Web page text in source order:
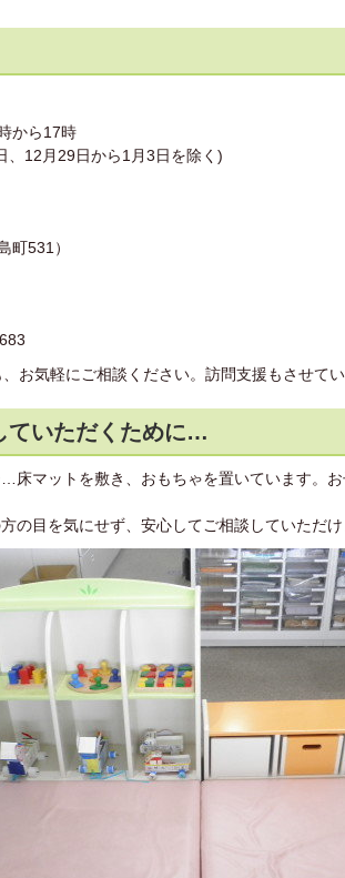
から17時
、12月29日から1月3日を除く)
町531）
お気軽にご相談ください。訪問支援もさせてい
ていただくために…
床マットを敷き、おもちゃを置いています。
の目を気にせず、安心してご相談していただけ